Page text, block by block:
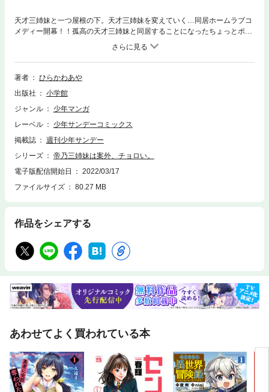
天才三姉妹と一つ屋根の下。天才三姉妹を変えていく…同居ホームラブコ
メディー開幕！！孤高の天才三姉妹と同居することになったちょっとポン
コツめな高校生・優。平凡以下な彼が三姉妹に振り回されると思いきや…
この三姉妹、案外、チョロい――？優との生活で変わっていく三姉妹の心
模様。才色兼備の三姉妹が動揺、狼狽、そしてときめく…一つ屋根の下で
送る、天才凡才交わる恋と家族の物語。
著者
ひらかわあや
出版社
小学館
ジャンル
少年マンガ
レーベル
少年サンデーコミックス
掲載誌
週刊少年サンデー
シリーズ
帝乃三姉妹は案外、チョロい。
電子版配信開始日
2022/03/17
ファイルサイズ
80.27 MB
作品をシェアする
あわせてよく買われている本